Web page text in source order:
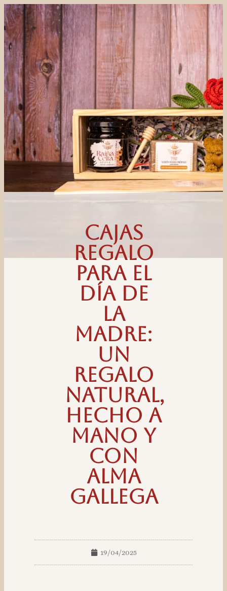
Cajas
regalo
para el
Día de
la
Madre:
un
regalo
natural,
hecho a
mano y
con
alma
gallega
19/04/2025